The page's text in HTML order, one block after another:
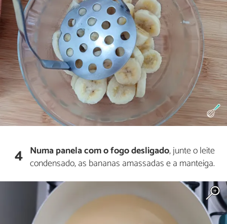
4 Numa panela com o fogo desligado, junte o leite
condensado, as bananas amassadas e a manteiga.